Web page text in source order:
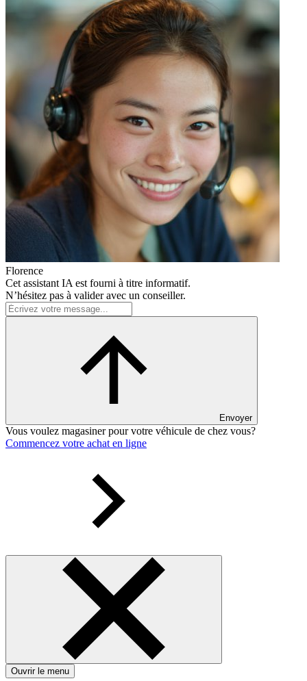
Florence
Cet assistant IA est fourni à titre informatif.
N’hésitez pas à valider avec un conseiller.
Envoyer
Vous voulez magasiner pour votre véhicule de chez vous?
Commencez votre achat en ligne
Ouvrir le menu